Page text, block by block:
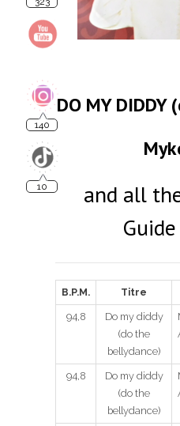
DO MY
and all
B.P.M. Titre
94,8
Do my diddy
(do the
bellydance)
94,8
Do my diddy
(do the
bellydance)
140
10